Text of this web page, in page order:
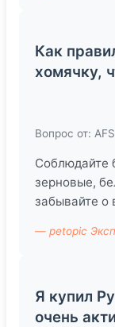
Как
хомячку,
Вопрос от:
Соблюдайте
зерновые,
забывайте о
— petopic
Я купил
очень